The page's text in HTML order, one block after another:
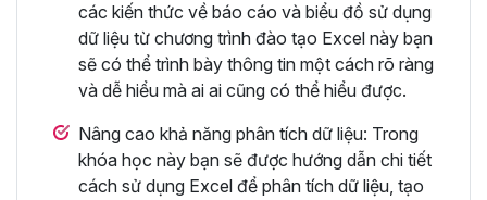
các kiến thức về báo cáo và biểu đồ sử dụng
dữ liệu từ chương trình đào tạo Excel này bạn
sẽ có thể trình bày thông tin một cách rõ ràng
và dễ hiểu mà ai ai cũng có thể hiểu được.
Nâng cao khả năng phân tích dữ liệu: Trong
khóa học này bạn sẽ được hướng dẫn chi tiết
cách sử dụng Excel để phân tích dữ liệu, tạo